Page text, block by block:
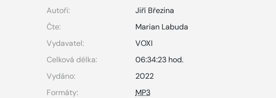
Autoři:
Jiří Březina
Čte:
Marian Labuda
Vydavatel:
VOXI
Celková délka:
06:34:23 hod.
Vydáno:
2022
Formáty:
MP3